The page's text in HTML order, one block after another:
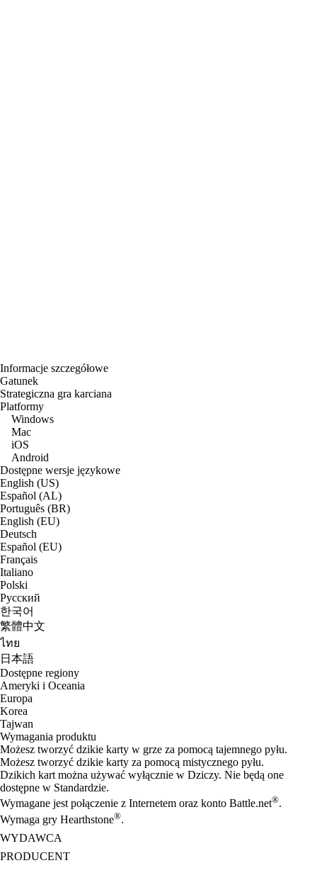
Informacje szczegółowe
Gatunek
Strategiczna gra karciana
Platformy
Windows
Mac
iOS
Android
Dostępne wersje językowe
English (US)
Español (AL)
Português (BR)
English (EU)
Deutsch
Español (EU)
Français
Italiano
Polski
Русский
한국어
繁體中文
ไทย
日本語
Dostępne regiony
Ameryki i Oceania
Europa
Korea
Tajwan
Wymagania produktu
Możesz tworzyć dzikie karty w grze za pomocą tajemnego pyłu.
Możesz tworzyć dzikie karty za pomocą mistycznego pyłu.
Dzikich kart można używać wyłącznie w Dziczy. Nie będą one
dostępne w Standardzie.
Wymagane jest połączenie z Internetem oraz konto Battle.net®.
Wymaga gry Hearthstone®.
WYDAWCA
PRODUCENT